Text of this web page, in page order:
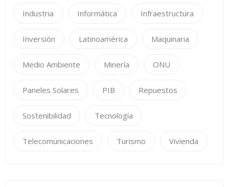
Industria Informática Infraestructura
Inversión Latinoamérica Maquinaria
Medio Ambiente Minería ONU
Paneles Solares PIB Repuestos
Sostenibilidad Tecnología
Telecomunicaciones Turismo Vivienda